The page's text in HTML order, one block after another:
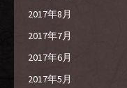
2017年8月
2017年7月
2017年6月
2017年5月